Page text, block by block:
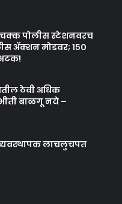
चक्क पोलीस स्टेशनवरच
अ‍ॅक्शन मोडवर; १५०
ठेवी अधिक
बाळगू नये –
लाचलुचपत